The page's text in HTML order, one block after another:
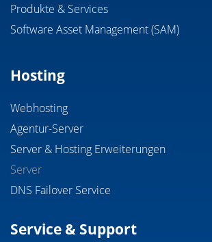
Produkte & Services
Software Asset Management (SAM)
Hosting
Webhosting
Agentur-Server
Server & Hosting Erweiterungen
Server
DNS Failover Service
Service & Support